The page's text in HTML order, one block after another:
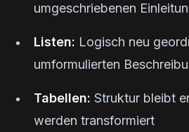
umgeschriebenen
Listen: Logisch neu
umformulierten
Tabellen: Struktur bleibt
werden transformiert